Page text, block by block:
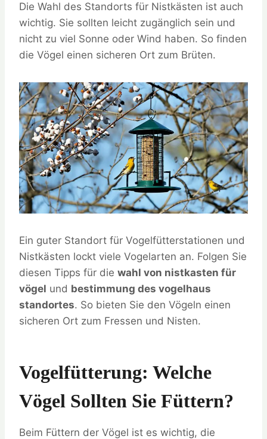
Die Wahl des Standorts für Nistkästen ist auch
wichtig. Sie sollten leicht zugänglich sein und
nicht zu viel Sonne oder Wind haben. So finden
die Vögel einen sicheren Ort zum Brüten.
Ein guter Standort für Vogelfütterstationen und
Nistkästen lockt viele Vogelarten an. Folgen Sie
diesen Tipps für die wahl von nistkasten für
vögel und bestimmung des vogelhaus
standortes. So bieten Sie den Vögeln einen
sicheren Ort zum Fressen und Nisten.
Vogelfütterung: Welche
Vögel Sollten Sie Füttern?
Beim Füttern der Vögel ist es wichtig, die